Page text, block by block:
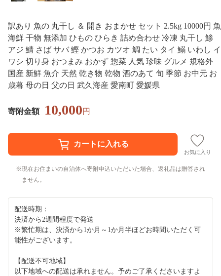
訳あり 魚の 丸干し ＆ 開き おまかせ セット 2.5kg 10000円 魚
海鮮 干物 無添加 ひもの ひらき 詰め合わせ 冷凍 丸干し 鯵
アジ 鯖 さば サバ 鰹 かつお カツオ 鯛 たい タイ 鰯 いわし イ
ワシ 切り身 おつまみ おかず 惣菜 人気 珍味 グルメ 規格外
国産 新鮮 魚介 天然 乾き物 乾物 酒のあて 旬 季節 お中元 お
歳暮 母の日 父の日 武久海産 愛南町 愛媛県
寄附金額 10,000円
お気に入り
現在お住まいの自治体へ寄附申込いただいた場合、返礼品は贈答され
ません。
配送時期：
決済から2週間程度で発送
※繁忙期は、決済から1か月～1か月半ほどお時間いただく可
能性がございます。
【配送不可地域】
以下地域への配送は承れません。予めご了承くださいますよ